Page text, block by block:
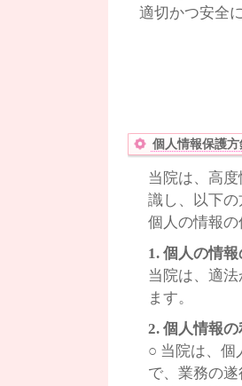
適切かつ安全
個人情報保護方
当院は、高
識し、以下
個人の情報
1. 個人の情
当院は、適
ます。
2. 個人情報
○ 当院は、個
で、業務の